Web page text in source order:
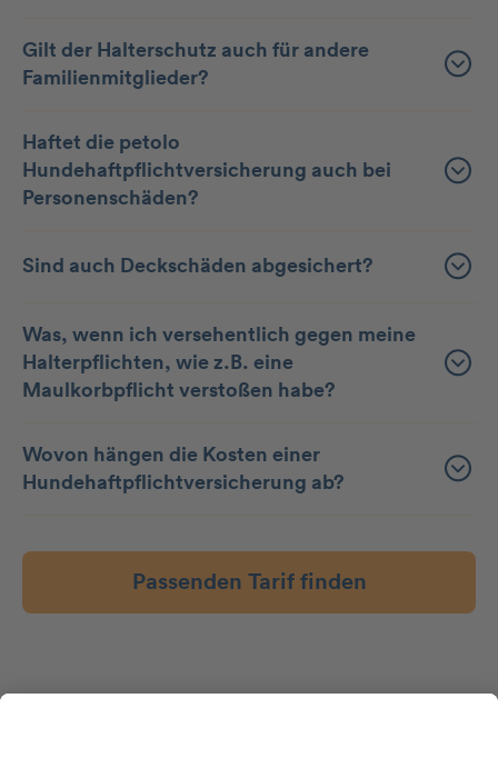
Gilt der Halterschutz auch für andere
Familienmitglieder?
Haftet die petolo
Hundehaftpflichtversicherung auch bei
Personenschäden?
Sind auch Deckschäden abgesichert?
Was, wenn ich versehentlich gegen meine
Halterpflichten, wie z.B. eine
Maulkorbpflicht verstoßen habe?
Wovon hängen die Kosten einer
Hundehaftpflichtversicherung ab?
Passenden Tarif finden